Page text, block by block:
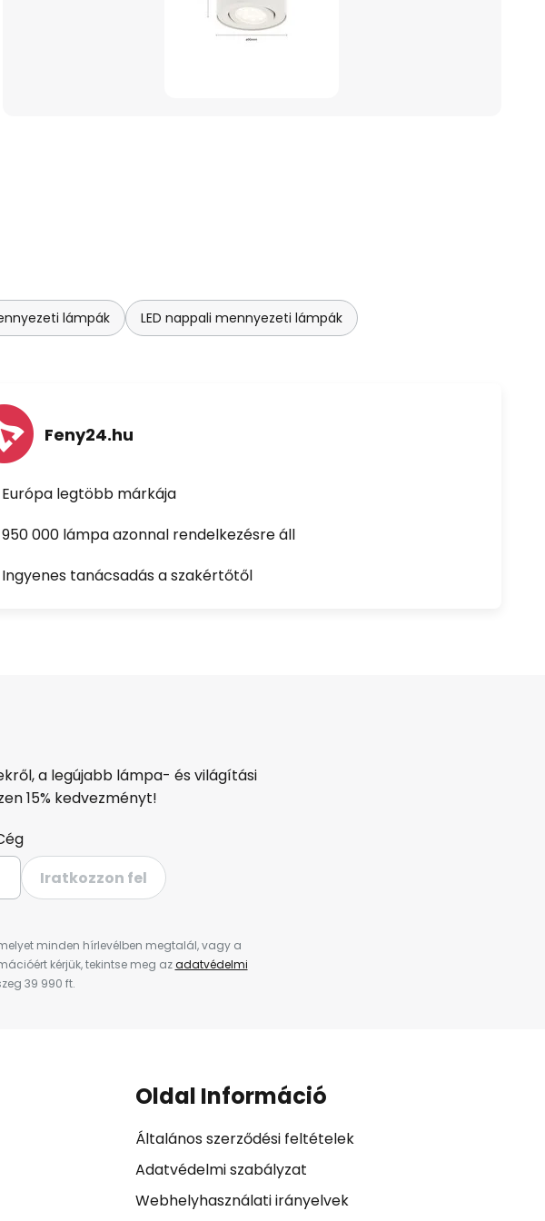
lámpák LED nappali mennyezeti lámpák
Feny24.hu
Európa legtöbb márkája
950 000 lámpa azonnal rendelkezésre áll
Ingyenes tanácsadás a szakértőtől
a legújabb lámpa- és világítási
15% kedvezményt!
Iratkozzon fel
minden hírlevélben megtalál, vagy a
kérjük, tekintse meg azadatvédelmi
39 990 ft.
Oldal Információ
Általános szerződési feltételek
Adatvédelmi szabályzat
Webhelyhasználati irányelvek